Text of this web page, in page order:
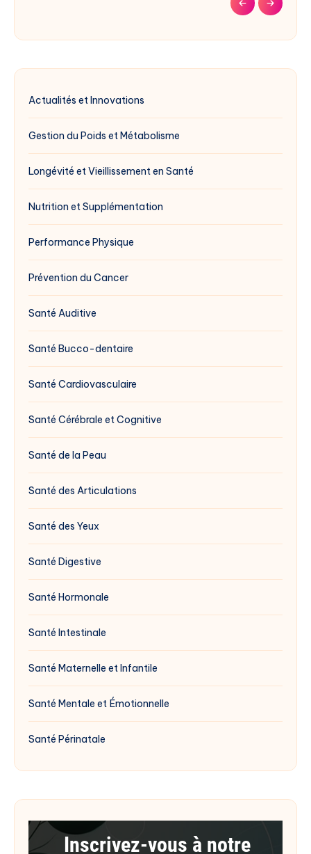
Actualités et Innovations
Gestion du Poids et Métabolisme
Longévité et Vieillissement en Santé
Nutrition et Supplémentation
Performance Physique
Prévention du Cancer
Santé Auditive
Santé Bucco-dentaire
Santé Cardiovasculaire
Santé Cérébrale et Cognitive
Santé de la Peau
Santé des Articulations
Santé des Yeux
Santé Digestive
Santé Hormonale
Santé Intestinale
Santé Maternelle et Infantile
Santé Mentale et Émotionnelle
Santé Périnatale